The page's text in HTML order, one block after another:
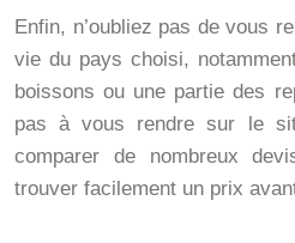
Enfin, n’oubliez pas de vous
vie du pays choisi,
boissons ou une partie des
pas à vous rendre sur le
comparer de nombreux
trouver facilement un prix